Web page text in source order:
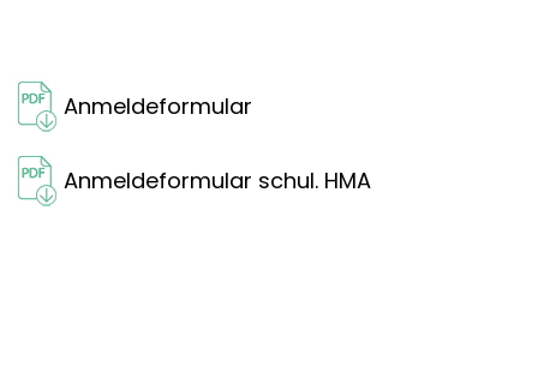
Anmeldeformular
Anmeldeformular schul. HMA